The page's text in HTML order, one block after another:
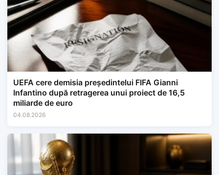
UEFA cere demisia președintelui FIFA Gianni
Infantino după retragerea unui proiect de 16,5
miliarde de euro
04.08.2026